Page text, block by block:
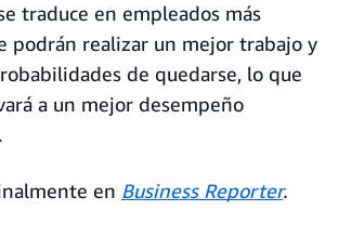
traduce en empleados más
podrán realizar un mejor trabajo y
de quedarse, lo que
a un mejor desempeño
en Business Reporter.